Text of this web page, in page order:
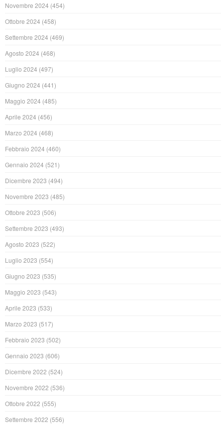
Novembre 2024 (454)
Ottobre 2024 (458)
Settembre 2024 (469)
Agosto 2024 (468)
Luglio 2024 (497)
Giugno 2024 (441)
Maggio 2024 (485)
Aprile 2024 (456)
Marzo 2024 (468)
Febbraio 2024 (460)
Gennaio 2024 (521)
Dicembre 2023 (494)
Novembre 2023 (485)
Ottobre 2023 (506)
Settembre 2023 (493)
Agosto 2023 (522)
Luglio 2023 (554)
Giugno 2023 (535)
Maggio 2023 (543)
Aprile 2023 (533)
Marzo 2023 (517)
Febbraio 2023 (502)
Gennaio 2023 (606)
Dicembre 2022 (524)
Novembre 2022 (536)
Ottobre 2022 (555)
Settembre 2022 (556)